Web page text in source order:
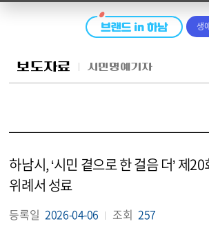
생
보도자료 시민명예기자
하남시, ‘시민 곁으로 한 걸음 더’ 제
위례서 성료
등록일 2026-04-06 조회 257